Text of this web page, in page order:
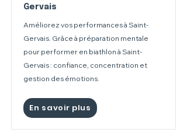
Gervais
Améliorez vos performances à Saint-
Gervais. Grâce à préparation mentale
pour performer en biathlon à Saint-
Gervais : confiance, concentration et
gestion des émotions.
En savoir plus